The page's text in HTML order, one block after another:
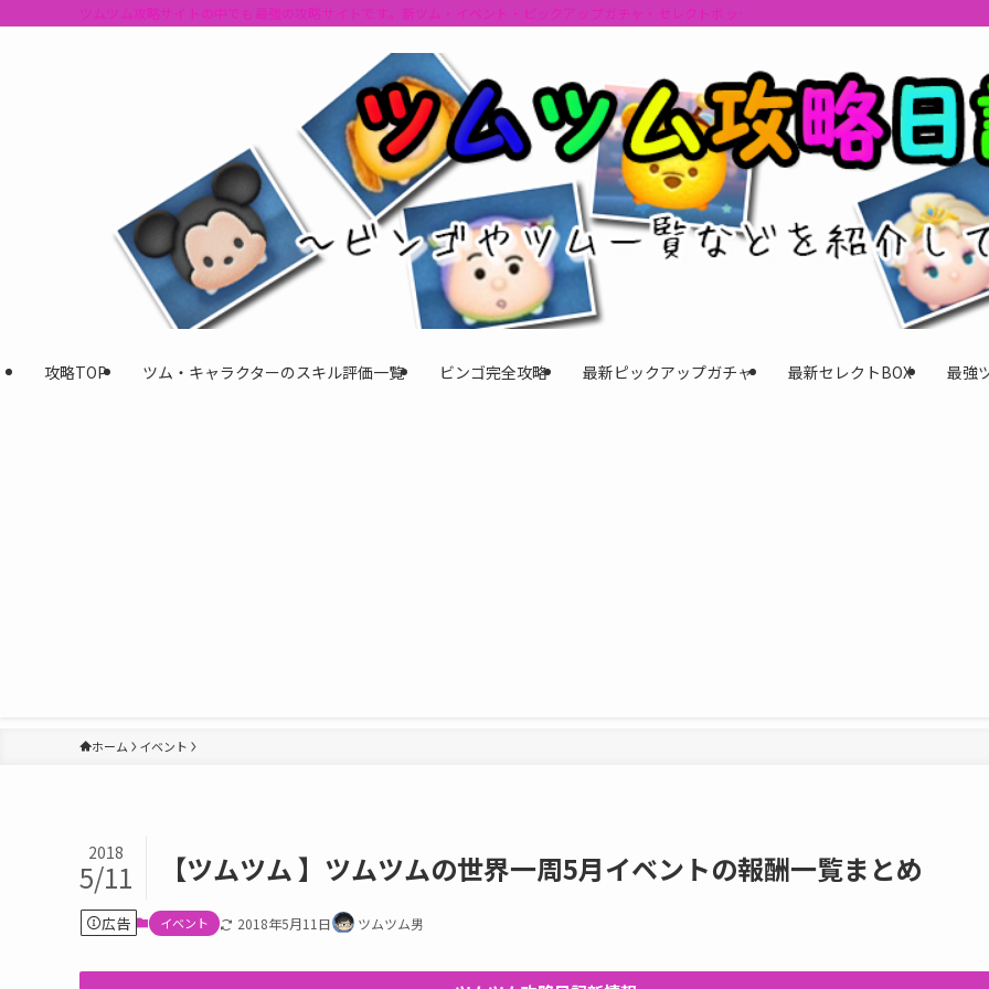
ツムツム攻略サイトの中でも最強の攻略サイトです。新ツム・イベント・ピックアップガチャ・セレクトボックスの情報を最速で提供しビンゴの
攻略TOP ツム・キャラクターのスキル評価一覧 ビンゴ完全攻略 最新ピックアップガチャ 最新セレクトBOX 最強
ホーム イベント
【ツムツム 】ツムツムの世界一周5月イベントの報酬一覧まとめ
2018
5/11
広告 イベント 2018年5月11日 ツムツム男